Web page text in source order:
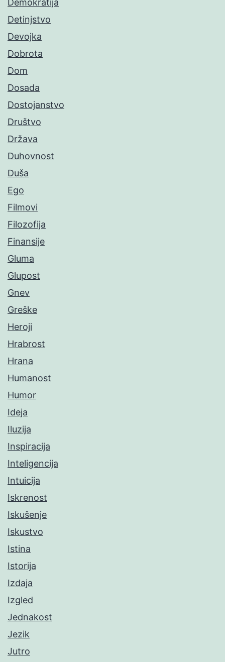
Demokratija
Detinjstvo
Devojka
Dobrota
Dom
Dosada
Dostojanstvo
Društvo
Država
Duhovnost
Duša
Ego
Filmovi
Filozofija
Finansije
Gluma
Glupost
Gnev
Greške
Heroji
Hrabrost
Hrana
Humanost
Humor
Ideja
Iluzija
Inspiracija
Inteligencija
Intuicija
Iskrenost
Iskušenje
Iskustvo
Istina
Istorija
Izdaja
Izgled
Jednakost
Jezik
Jutro